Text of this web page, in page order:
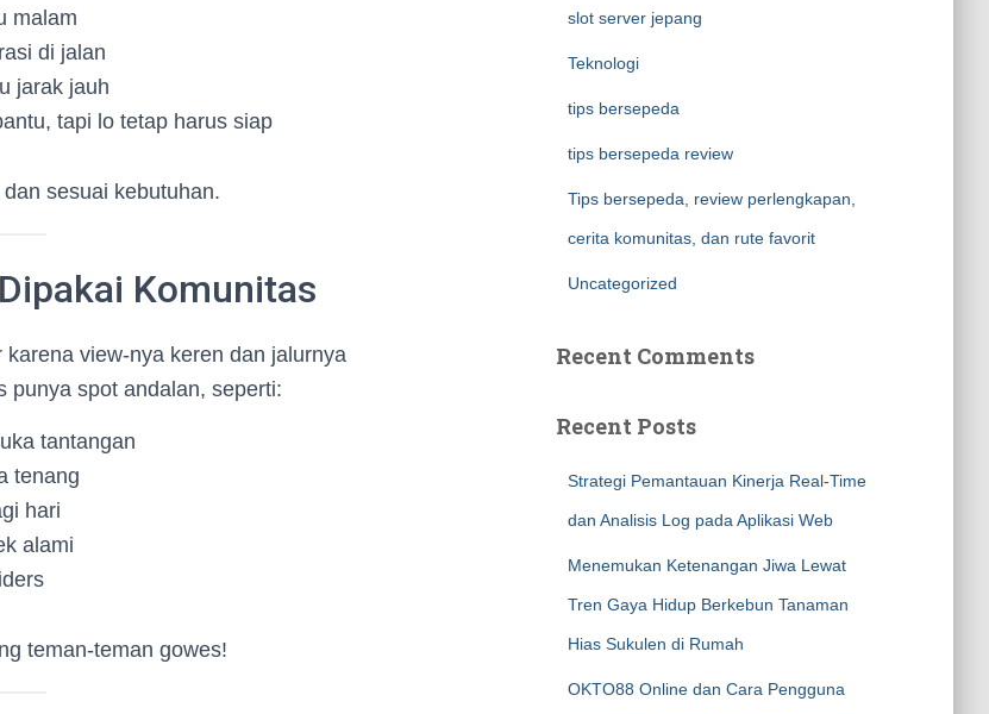
malam
di jalan
jarak jauh
tapi lo tetap harus siap
sesuai kebutuhan.
Komunitas
view-nya keren dan jalurnya
punya spot andalan, seperti:
tantangan
tenang
hari
alami
teman-teman gowes!
slot server jepang
Teknologi
tips bersepeda
tips bersepeda review
Tips bersepeda, review perlengkapan,
cerita komunitas, dan rute favorit
Uncategorized
Recent Comments
Recent Posts
Strategi Pemantauan Kinerja Real-Time
dan Analisis Log pada Aplikasi Web
Menemukan Ketenangan Jiwa Lewat
Tren Gaya Hidup Berkebun Tanaman
Hias Sukulen di Rumah
OKTO88 Online dan Cara Pengguna